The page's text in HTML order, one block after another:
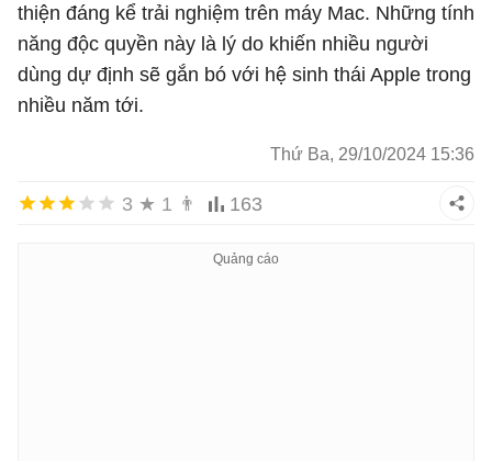
thiện đáng kể trải nghiệm trên máy Mac. Những tính
năng độc quyền này là lý do khiến nhiều người
dùng dự định sẽ gắn bó với hệ sinh thái Apple trong
nhiều năm tới.
Thứ Ba, 29/10/2024 15:36
3 ★ 1 👨 163